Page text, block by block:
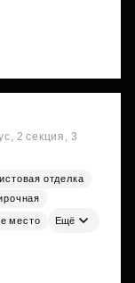
2 секция, 3
отделка
место Ещё